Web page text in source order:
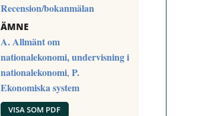
Recension/bokanmälan
ÄMNE
A. Allmänt om
nationalekonomi, undervisning i
nationalekonomi, P.
Ekonomiska system
VISA SOM PDF